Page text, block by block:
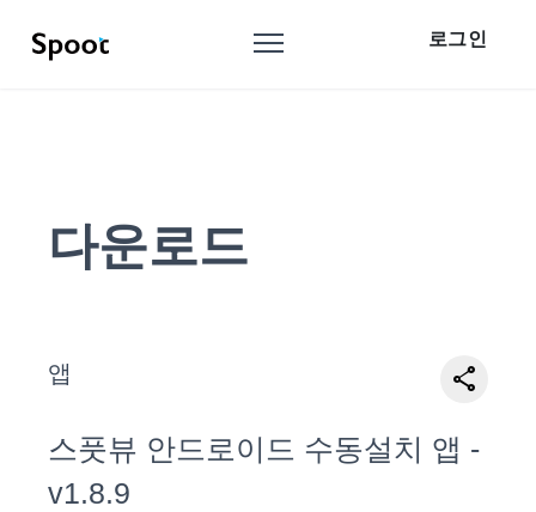
로그인
다운로드
앱 share
스풋뷰 안드로이드 수동설치 앱 -
v1.8.9